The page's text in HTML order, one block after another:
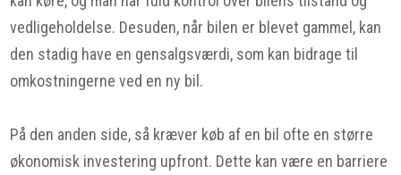
vedligeholdelse. Desuden, når bilen er blevet gammel, kan
den stadig have en gensalgsværdi, som kan bidrage til
omkostningerne ved en ny bil.
På den anden side, så kræver køb af en bil ofte en større
økonomisk investering upfront. Dette kan være en barriere